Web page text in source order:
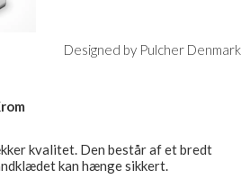
Designed by Pulcher Denmark
kvalitet. Den består af et bredt
kan hænge sikkert.